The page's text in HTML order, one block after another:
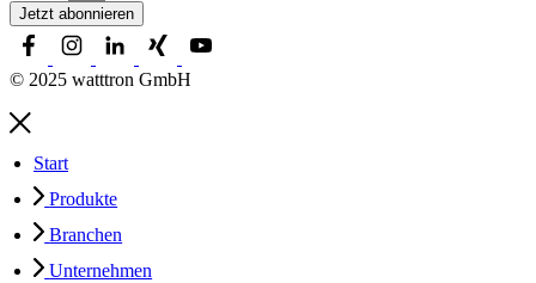
Jetzt abonnieren
© 2025 watttron GmbH
Start
Produkte
Branchen
Unternehmen